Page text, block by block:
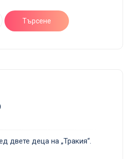
двете деца на „Тракия“.